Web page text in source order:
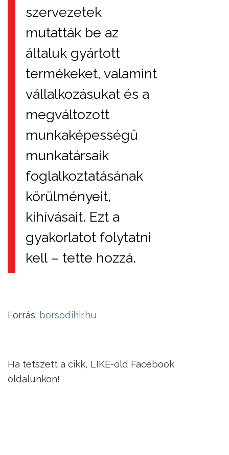
szervezetek
mutatták be az
általuk gyártott
termékeket, valamint
vállalkozásukat és a
megváltozott
munkaképességű
munkatársaik
foglalkoztatásának
körülményeit,
kihívásait. Ezt a
gyakorlatot folytatni
kell – tette hozzá.
Forrás: borsodihir.hu
Ha tetszett a cikk, LIKE-old Facebook
oldalunkon!